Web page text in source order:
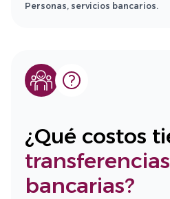
Personas, servicios bancarios.
¿Qué costos
transferencias
bancarias?